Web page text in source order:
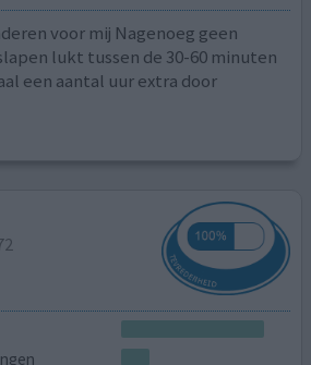
voor mij Nagenoeg geen
lukt tussen de 30-60 minuten
een aantal uur extra door